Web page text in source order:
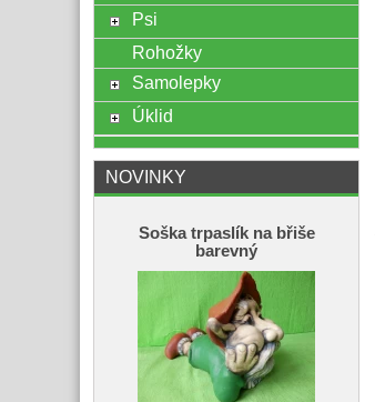
Psi
Rohožky
Samolepky
Úklid
NOVINKY
Soška trpaslík na břiše
barevný